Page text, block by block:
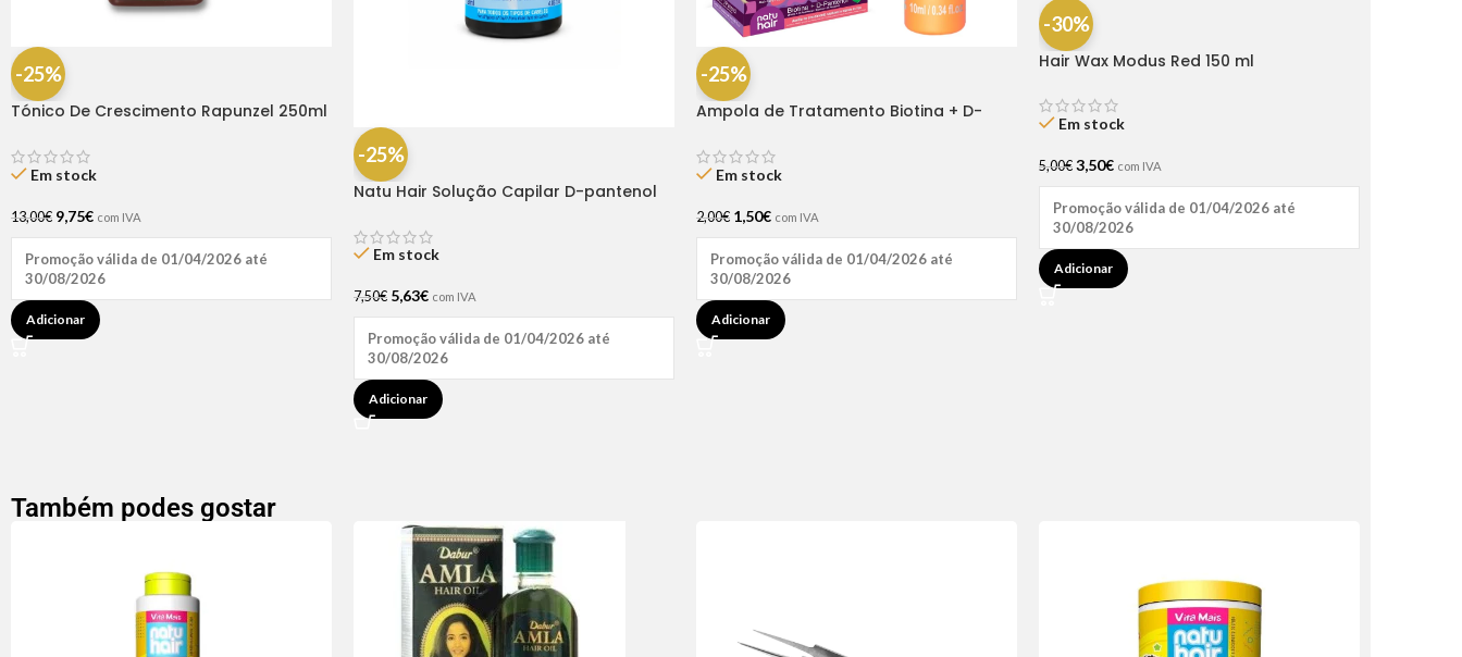
-25%
Tónico De Crescimento Rapunzel 250ml
Em stock
13,00€ 9,75€ com IVA
Promoção válida de 01/04/2026 até
30/08/2026
Adicionar
-25%
Natu Hair Solução Capilar D-pantenol
Em stock
7,50€ 5,63€ com IVA
Promoção válida de 01/04/2026 até
30/08/2026
Adicionar
-25%
Ampola de Tratamento Biotina + D-
Em stock
2,00€ 1,50€ com IVA
Promoção válida de 01/04/2026 até
30/08/2026
Adicionar
-30%
Hair Wax Modus Red 150 ml
Em stock
5,00€ 3,50€ com IVA
Promoção válida de 01/04/2026 até
30/08/2026
Adicionar
Também podes gostar